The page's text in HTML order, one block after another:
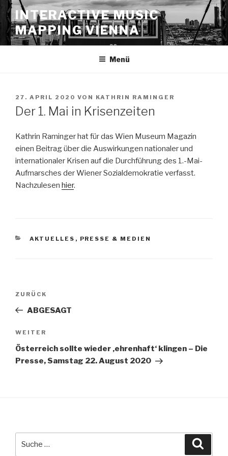
Zum
Inhalt
springen
INTERACTIVE MUSIC
MAPPING VIENNA
Menü
VERÖFFENTLICHT
AM
27. APRIL 2020 VON KATHRIN RAMINGER
Der 1. Mai in Krisenzeiten
Kathrin Raminger hat für das Wien Museum Magazin
einen Beitrag über die Auswirkungen nationaler und
internationaler Krisen auf die Durchführung des 1.-Mai-
Aufmarsches der Wiener Sozialdemokratie verfasst.
Nachzulesen hier.
KATEGORIEN
AKTUELLES , PRESSE & MEDIEN
Beitragsnavigation
Vorheriger
Beitrag
ZURÜCK
ABGESAGT
Nächster
Beitrag
WEITER
Österreich sollte wieder ‚ehrenhaft‘ klingen – Die
Presse, Samstag 22. August 2020